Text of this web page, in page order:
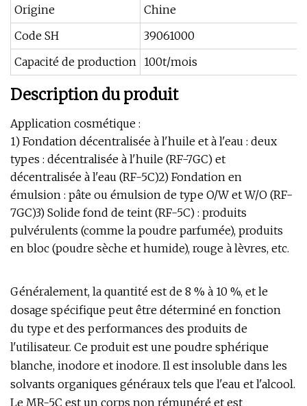
Origine
Chine
Code SH
39061000
Capacité de production 100t/mois
Description du produit
Application cosmétique :
1) Fondation décentralisée à l'huile et à l'eau : deux
types : décentralisée à l'huile (RF-7GC) et
décentralisée à l'eau (RF-5C)2) Fondation en
émulsion : pâte ou émulsion de type O/W et W/O (RF-
7GC)3) Solide fond de teint (RF-5C) : produits
pulvérulents (comme la poudre parfumée), produits
en bloc (poudre sèche et humide), rouge à lèvres, etc.
Généralement, la quantité est de 8 % à 10 %, et le
dosage spécifique peut être déterminé en fonction
du type et des performances des produits de
l'utilisateur. Ce produit est une poudre sphérique
blanche, inodore et inodore. Il est insoluble dans les
solvants organiques généraux tels que l'eau et l'alcool.
Le MR-5C est un corps non rémunéré et est